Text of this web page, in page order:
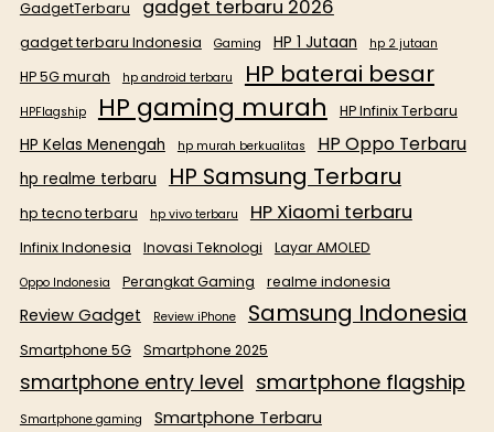
GadgetTerbaru gadget terbaru 2026
gadget terbaru Indonesia Gaming HP 1 Jutaan hp 2 jutaan
HP 5G murah hp android terbaru HP baterai besar
HPFlagship HP gaming murah HP Infinix Terbaru
HP Kelas Menengah hp murah berkualitas HP Oppo Terbaru
hp realme terbaru HP Samsung Terbaru
hp tecno terbaru hp vivo terbaru HP Xiaomi terbaru
Infinix Indonesia Inovasi Teknologi Layar AMOLED
Oppo Indonesia Perangkat Gaming realme indonesia
Review Gadget Review iPhone Samsung Indonesia
Smartphone 5G Smartphone 2025
smartphone entry level smartphone flagship
Smartphone gaming Smartphone Terbaru